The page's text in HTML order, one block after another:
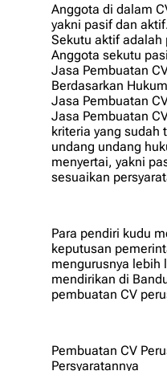
Anggota di dalam
yakni pasif dan aktif.
Sekutu aktif adalah
Anggota sekutu
Jasa Pembuatan
Berdasarkan Hukum
Jasa Pembuatan
Jasa Pembuatan
kriteria yang sudah
undang undang
menyertai, yakni
sesuaikan
Para pendiri kudu
keputusan
mengurusnya lebih
mendirikan di
pembuatan CV
Pembuatan CV
Persyaratannya